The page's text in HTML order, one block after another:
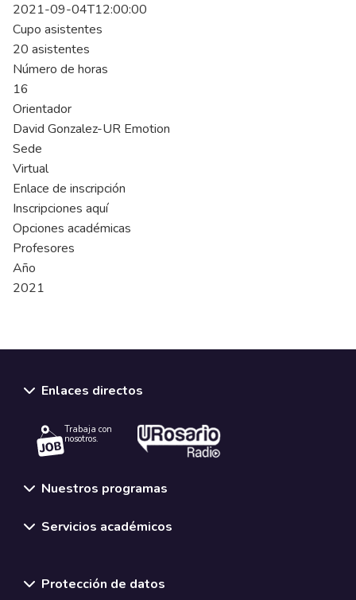
2021-09-04T12:00:00
Cupo asistentes
20 asistentes
Número de horas
16
Orientador
David Gonzalez-UR Emotion
Sede
Virtual
Enlace de inscripción
Inscripciones aquí
Opciones académicas
Profesores
Año
2021
Enlaces directos
Trabaja con
nosotros.
Nuestros programas
Servicios académicos
Protección de datos